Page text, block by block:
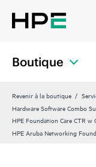
Boutique
Revenir à la boutique
Hardware Software Combo
HPE Foundation Care CTR
HPE Aruba Networking